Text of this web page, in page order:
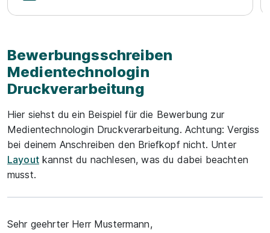
Bewerbungsschreiben
Medientechnologin
Druckverarbeitung
Hier siehst du ein Beispiel für die Bewerbung zur
Medientechnologin Druckverarbeitung. Achtung: Vergiss
bei deinem Anschreiben den Briefkopf nicht. Unter
Layoutkannst du nachlesen, was du dabei beachten
musst.
Sehr geehrter Herr Mustermann,